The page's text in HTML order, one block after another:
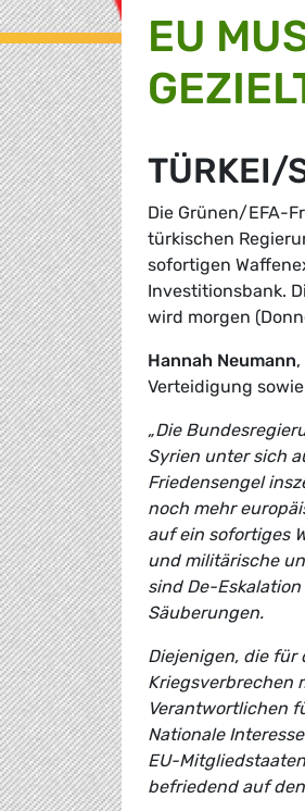
EU
TÜRKEI/
Die Grünen/EFA-
türkischen
sofortigen
Investitionsbank.
wird morgen
Hannah Neumann
Verteidigung
„Die
Syrien unter sich
Friedensengel
noch mehr
auf ein sofortiges
und militärische
sind De-
Säuberungen.
Diejenigen, die für
Kriegsverbrechen
Verantwortlichen
Nationale
EU-
befriedend auf